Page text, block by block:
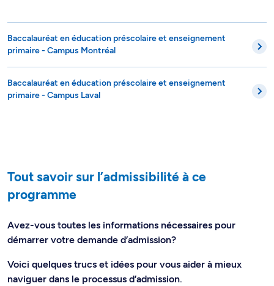
Baccalauréat en éducation préscolaire et enseignement
primaire - Campus Montréal
Baccalauréat en éducation préscolaire et enseignement
primaire - Campus Laval
Tout savoir sur l’admissibilité à ce
programme
Avez-vous toutes les informations nécessaires pour
démarrer votre demande d’admission?
Voici quelques trucs et idées pour vous aider à mieux
naviguer dans le processus d’admission.